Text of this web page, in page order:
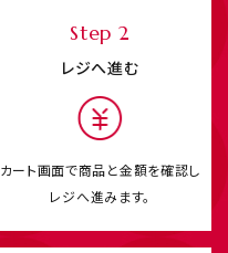
Step 2
レジへ進む
カート画面で商品と金額を確認し
レジへ進みます。